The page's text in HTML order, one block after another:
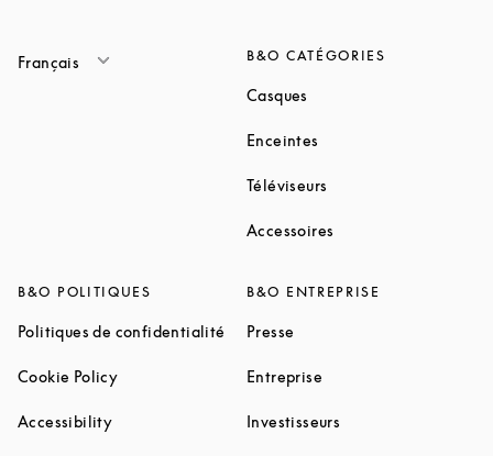
Français B&O CATÉGORIES
Casques
Enceintes
Téléviseurs
Accessoires
B&O POLITIQUES
Politiques de confidentialité Link Opens in New Tab
Cookie PolicyLink Opens in New Tab
AccessibilityLink Opens in New Tab
B&O ENTREPRISE
Presse
Entreprise
Investisseurs